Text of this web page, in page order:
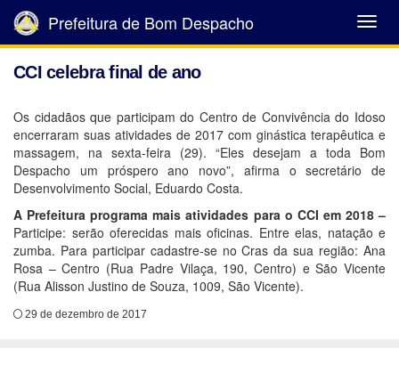
Abrir
Menu
Prefeitura de Bom Despacho
CCI celebra final de ano
Os cidadãos que participam do Centro de Convivência do Idoso
encerraram suas atividades de 2017 com ginástica terapêutica e
massagem, na sexta-feira (29). “Eles desejam a toda Bom
Despacho um próspero ano novo”, afirma o secretário de
Desenvolvimento Social, Eduardo Costa.
A Prefeitura programa mais atividades para o CCI em 2018 –
Participe: serão oferecidas mais oficinas. Entre elas, natação e
zumba. Para participar cadastre-se no Cras da sua região: Ana
Rosa – Centro (Rua Padre Vilaça, 190, Centro) e São Vicente
(Rua Alisson Justino de Souza, 1009, São Vicente).
29 de dezembro de 2017